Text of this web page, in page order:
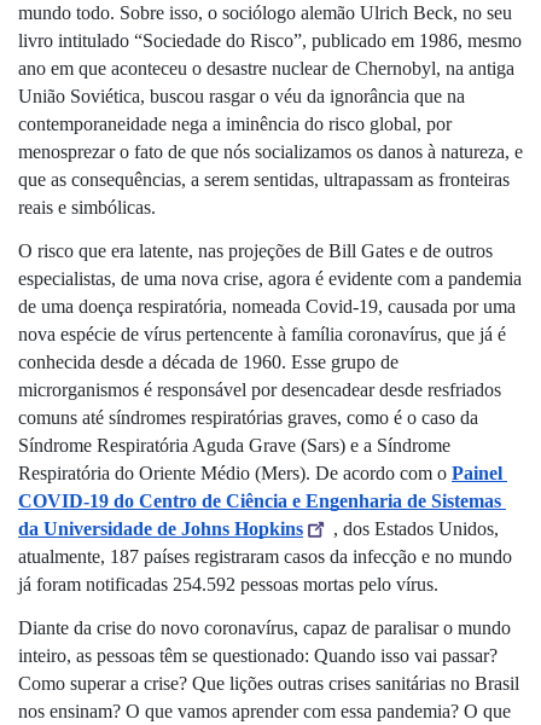
mundo todo. Sobre isso, o sociólogo alemão Ulrich Beck, no seu
livro intitulado “Sociedade do Risco”, publicado em 1986, mesmo
ano em que aconteceu o desastre nuclear de Chernobyl, na antiga
União Soviética, buscou rasgar o véu da ignorância que na
contemporaneidade nega a iminência do risco global, por
menosprezar o fato de que nós socializamos os danos à natureza, e
que as consequências, a serem sentidas, ultrapassam as fronteiras
reais e simbólicas.
O risco que era latente, nas projeções de Bill Gates e de outros
especialistas, de uma nova crise, agora é evidente com a pandemia
de uma doença respiratória, nomeada Covid-19, causada por uma
nova espécie de vírus pertencente à família coronavírus, que já é
conhecida desde a década de 1960. Esse grupo de
microrganismos é responsável por desencadear desde resfriados
comuns até síndromes respiratórias graves, como é o caso da
Síndrome Respiratória Aguda Grave (Sars) e a Síndrome
Respiratória do Oriente Médio (Mers). De acordo com o Painel
COVID-19 do Centro de Ciência e Engenharia de Sistemas
da Universidade de Johns Hopkins
, dos Estados Unidos,
atualmente, 187 países registraram casos da infecção e no mundo
já foram notificadas 254.592 pessoas mortas pelo vírus.
Diante da crise do novo coronavírus, capaz de paralisar o mundo
inteiro, as pessoas têm se questionado: Quando isso vai passar?
Como superar a crise? Que lições outras crises sanitárias no Brasil
nos ensinam? O que vamos aprender com essa pandemia? O que